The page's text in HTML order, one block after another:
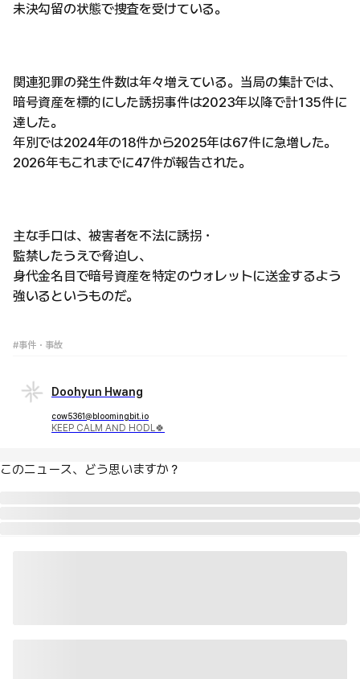
未決勾留の状態で捜査を受けている。
関連犯罪の発生件数は年々増えている。当局の集計では、
暗号資産を標的にした誘拐事件は2023年以降で計135件に
達した。
年別では2024年の18件から2025年は67件に急増した。
2026年もこれまでに47件が報告された。
主な手口は、被害者を不法に誘拐・
監禁したうえで脅迫し、
身代金名目で暗号資産を特定のウォレットに送金するよう
強いるというものだ。
#事件・事故
Doohyun Hwang
cow5361@bloomingbit.io
KEEP CALM AND HODL🍀
このニュース、どう思いますか？